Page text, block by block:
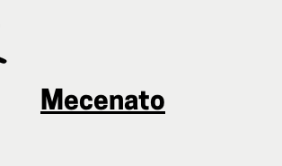
Mecenato